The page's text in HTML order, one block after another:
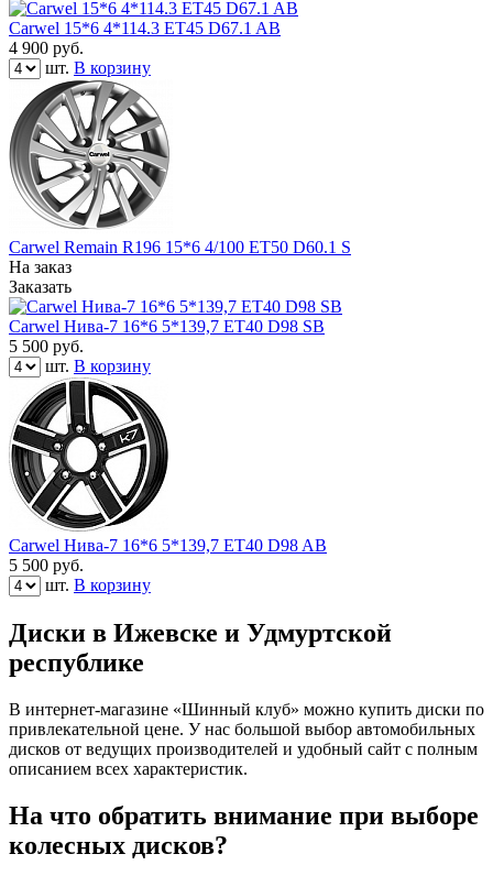
Carwel 15*6 4*114.3 ET45 D67.1 AB
4 900 руб.
шт. В корзину
Carwel Remain R196 15*6 4/100 ET50 D60.1 S
На заказ
Заказать
Carwel Нива-7 16*6 5*139,7 ET40 D98 SB
5 500 руб.
шт. В корзину
Carwel Нива-7 16*6 5*139,7 ET40 D98 AB
5 500 руб.
шт. В корзину
Диски в Ижевске и Удмуртской
республике
В интернет-магазине «Шинный клуб» можно купить диски по
привлекательной цене. У нас большой выбор автомобильных
дисков от ведущих производителей и удобный сайт с полным
описанием всех характеристик.
На что обратить внимание при выборе
колесных дисков?